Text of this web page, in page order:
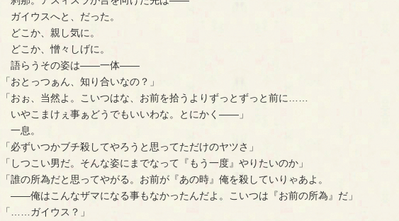
ガイウスへと、だった。
どこか、親し気に。
どこか、憎々しげに。
語らうその姿は――一体――
「おとっつぁん、知り合いなの？」
「おぉ、当然よ。こいつはな、お前を拾うよりずっとずっと前に……
いやこまけぇ事ぁどうでもいいわな。とにかく――」
一息。
「必ずいつかブチ殺してやろうと思ってただけのヤツさ」
「しつこい男だ。そんな姿にまでなって『もう一度』やりたいのか」
「誰の所為だと思ってやがる。お前が『あの時』俺を殺していりゃあよ。
――俺はこんなザマになる事もなかったんだよ。こいつは『お前の所為』だ」
「……ガイウス？」